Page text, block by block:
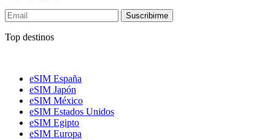
Suscribirme
Top destinos
eSIM España
eSIM Japón
eSIM México
eSIM Estados Unidos
eSIM Egipto
eSIM Europa